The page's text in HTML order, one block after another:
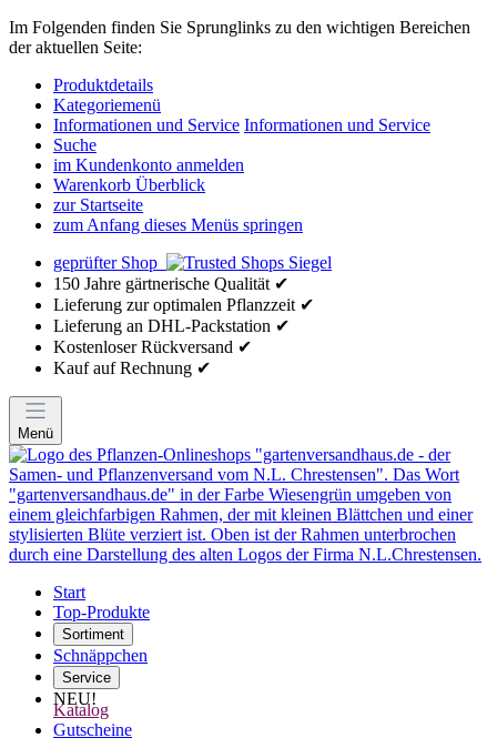
Im Folgenden finden Sie Sprunglinks zu den wichtigen Bereichen
der aktuellen Seite:
Produktdetails
Kategoriemenü
Informationen und Service Informationen und Service
Suche
im Kundenkonto anmelden
Warenkorb Überblick
zur Startseite
zum Anfang dieses Menüs springen
geprüfter Shop
150 Jahre gärtnerische Qualität ✔
Lieferung zur optimalen Pflanzzeit ✔
Lieferung an DHL-Packstation ✔
Kostenloser Rückversand ✔
Kauf auf Rechnung ✔
Menü
Start
Top-Produkte
Sortiment
Schnäppchen
Service
NEU!
Katalog
Gutscheine